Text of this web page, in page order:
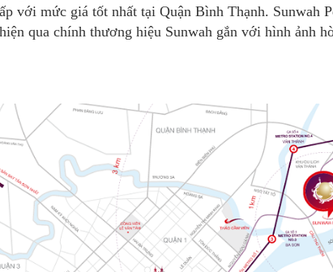
với mức giá tốt nhất tại Quận Bình Thạnh. Sunwah
qua chính thương hiệu Sunwah gắn với hình ảnh